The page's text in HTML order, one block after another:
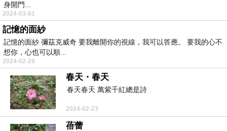
身開門...
2024-03-01
記憶的面紗
記憶的面紗 彌茲克威奇 要我離開你的視線，我可以答應。 要我的心不
想你，心也可以順...
2024-02-29
春天・春天
春天春天 萬紫千紅總是詩
2024-02-23
蓓蕾